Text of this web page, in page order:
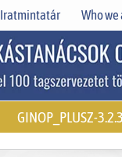
Iratmintatár Who we
GINOP_PLUSZ-